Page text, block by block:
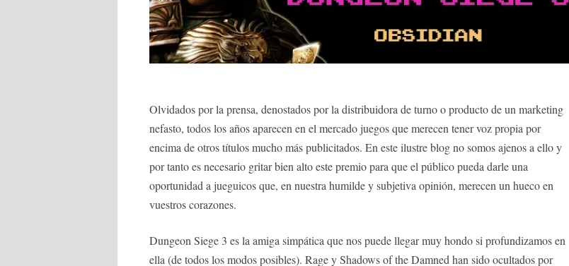
Olvidados por la prensa, denostados por la distribuidora de turno o producto de un marketing
nefasto, todos los años aparecen en el mercado juegos que merecen tener voz propia por
encima de otros títulos mucho más publicitados. En este ilustre blog no somos ajenos a ello y
por tanto es necesario gritar bien alto este premio para que el público pueda darle una
oportunidad a jueguicos que, en nuestra humilde y subjetiva opinión, merecen un hueco en
vuestros corazones.
Dungeon Siege 3 es la amiga simpática que nos puede llegar muy hondo si profundizamos en
ella (de todos los modos posibles). Rage y Shadows of the Damned han sido ocultados por